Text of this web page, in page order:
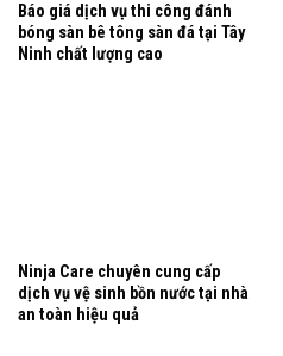
Báo giá dịch vụ thi công đánh
bóng sàn bê tông sàn đá tại Tây
Ninh chất lượng cao
Ninja Care chuyên cung cấp
dịch vụ vệ sinh bồn nước tại nhà
an toàn hiệu quả